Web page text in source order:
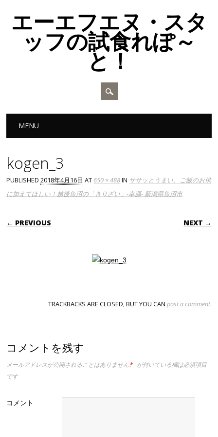
エーエフエヌ・スタ
ッフの試食れぽ～
と！
Main menu
MENU
kogen_3
PUBLISHED2018年4月16日 AT 650 × 488IN ササッとうまい、ご飯のお供
に加えてほしい！越後魚沼の「きりざい」-幸源- 新潟県魚沼市
← PREVIOUS NEXT →
TRACKBACKS ARE CLOSED, BUT YOU CAN post a comment.
コメントを残す
メールアドレスが公開されることはありません。
* が付いている欄は必須項目
です
コメント